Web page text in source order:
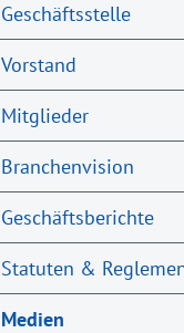
Geschäftsstelle
Vorstand
Mitglieder
Branchenvision
Geschäftsberichte
Statuten &
Medien